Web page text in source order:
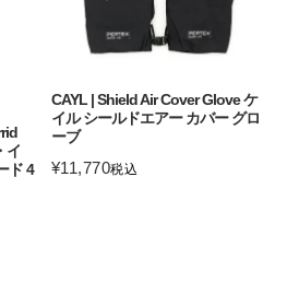
イ
ド 4
CAYL | Shield Air Cover Glove ケ
イル シールドエアー カバー グロ
ーブ
¥11,770税込